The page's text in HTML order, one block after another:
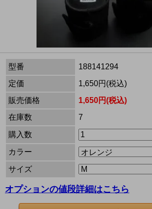
型番
188141294
定価
1,650円(税込)
販売価格
1,650円(税込)
在庫数
7
購入数
カラー
サイズ
オプションの値段詳細はこちら